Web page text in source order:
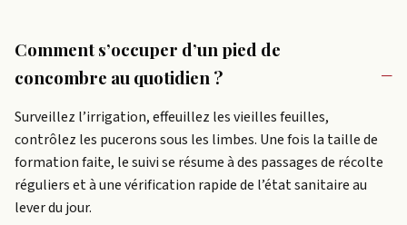
Comment s’occuper d’un pied de
concombre au quotidien ?
Surveillez l’irrigation, effeuillez les vieilles feuilles,
contrôlez les pucerons sous les limbes. Une fois la taille de
formation faite, le suivi se résume à des passages de récolte
réguliers et à une vérification rapide de l’état sanitaire au
lever du jour.